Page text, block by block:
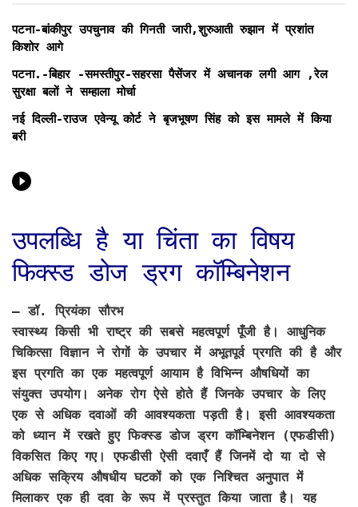
पटना-बांकीपुर उपचुनाव की गिनती जारी,शुरुआती रुझान में प्रशांत
किशोर आगे
पटना.-बिहार -समस्तीपुर-सहरसा पैसेंजर में अचानक लगी आग ,रेल
सुरक्षा बलों ने सम्हाला मोर्चा
नई दिल्ली-राउज एवेन्यू कोर्ट ने बृजभूषण सिंह को इस मामले में किया
बरी
उपलब्धि है या चिंता का विषय
फिक्स्ड डोज ड्रग कॉम्बिनेशन
– डॉ. प्रियंका सौरभ
स्वास्थ्य किसी भी राष्ट्र की सबसे महत्वपूर्ण पूँजी है। आधुनिक
चिकित्सा विज्ञान ने रोगों के उपचार में अभूतपूर्व प्रगति की है और
इस प्रगति का एक महत्वपूर्ण आयाम है विभिन्न औषधियों का
संयुक्त उपयोग। अनेक रोग ऐसे होते हैं जिनके उपचार के लिए
एक से अधिक दवाओं की आवश्यकता पड़ती है। इसी आवश्यकता
को ध्यान में रखते हुए फिक्स्ड डोज ड्रग कॉम्बिनेशन (एफडीसी)
विकसित किए गए। एफडीसी ऐसी दवाएँ हैं जिनमें दो या दो से
अधिक सक्रिय औषधीय घटकों को एक निश्चित अनुपात में
मिलाकर एक ही दवा के रूप में प्रस्तुत किया जाता है। यह